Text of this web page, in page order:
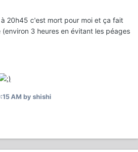
à 20h45 c'est mort pour moi et ça fait
3 heures en évitant les péages
AM by shishi